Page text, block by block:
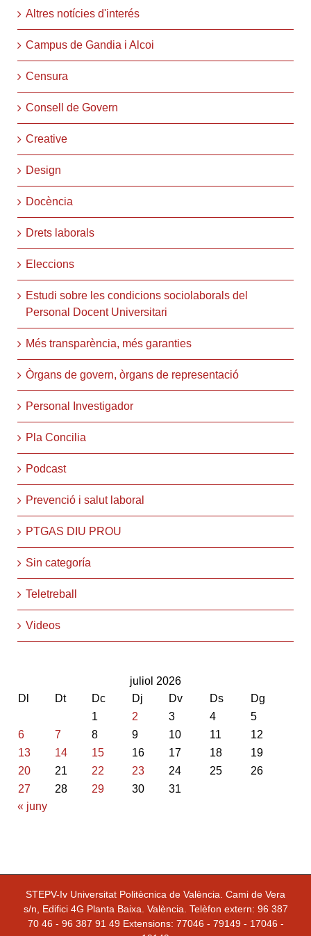
Altres notícies d'interés
Campus de Gandia i Alcoi
Censura
Consell de Govern
Creative
Design
Docència
Drets laborals
Eleccions
Estudi sobre les condicions sociolaborals del
Personal Docent Universitari
Més transparència, més garanties
Òrgans de govern, òrgans de representació
Personal Investigador
Pla Concilia
Podcast
Prevenció i salut laboral
PTGAS DIU PROU
Sin categoría
Teletreball
Videos
juliol 2026
Dl
Dt Dc Dj Dv Ds
Dg
1
2 3 4
5
6
7 8 9 10 11
12
13
14 15 16 17 18
19
20
21 22 23 24 25
26
27
28 29 30
31
« juny
STEPV-Iv Universitat Politècnica de València. Cami de Vera
s/n, Edifici 4G Planta Baixa. València. Telèfon extern: 96 387
70 46 - 96 387 91 49 Extensions: 77046 - 79149 - 17046 -